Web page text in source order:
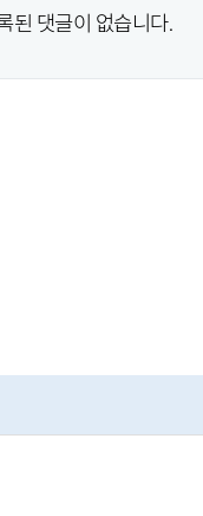
된 댓글이 없습니다.